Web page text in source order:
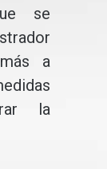
se
a
la